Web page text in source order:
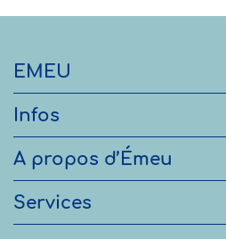
EMEU
Infos
A propos d’Émeu
Services